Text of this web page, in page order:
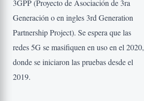
3GPP (Proyecto de Asociación de 3ra
Generación o en ingles 3rd Generation
Partnership Project). Se espera que las
redes 5G se masifiquen en uso en el 2020,
donde se iniciaron las pruebas desde el
2019.